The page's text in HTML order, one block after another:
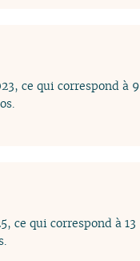
ce qui correspond à 9
ce qui correspond à 13